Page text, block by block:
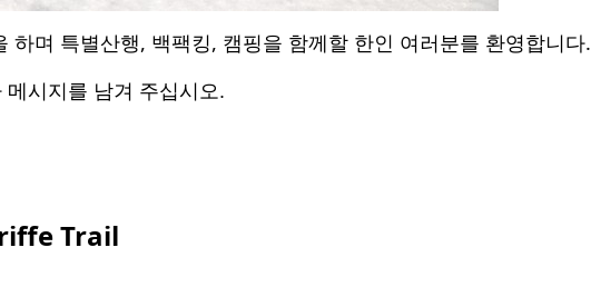
하며 특별산행, 백팩킹, 캠핑을 함께할 한인 여러분를 환영합니다.
시지를 남겨 주십시오.
Trail